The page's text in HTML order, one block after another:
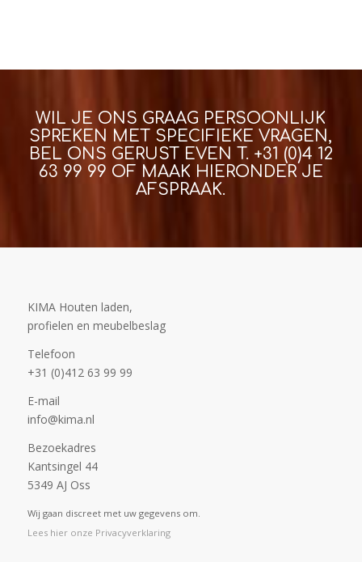
WIL JE ONS GRAAG PERSOONLIJK
SPREKEN MET SPECIFIEKE VRAGEN,
BEL ONS GERUST EVEN T. +31 (0)4 12
63 99 99 OF MAAK HIERONDER JE
AFSPRAAK.
KIMA Houten laden,
profielen en meubelbeslag
Telefoon
+31 (0)412 63 99 99
E-mail
info@kima.nl
Bezoekadres
Kantsingel 44
5349 AJ Oss
Wij gaan discreet met uw gegevens om.
Lees hier onze Privacyverklaring